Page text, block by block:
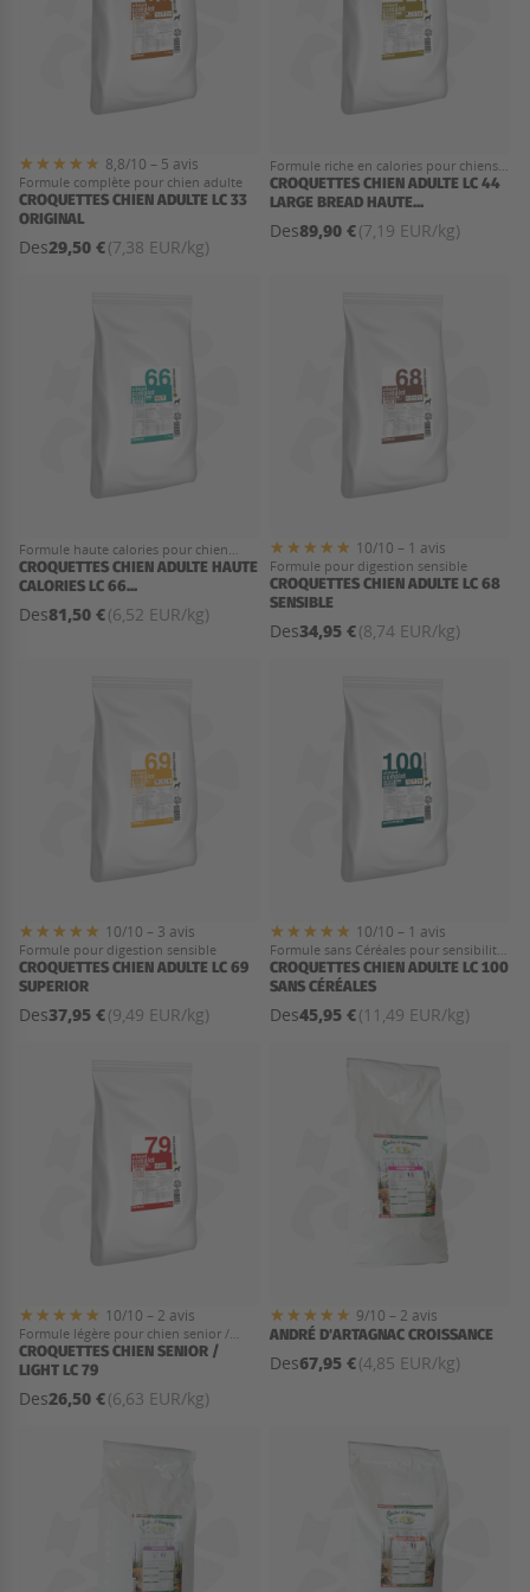
8,8/10 – 5 avis
Formule complète pour chien adulte
CROQUETTES CHIEN ADULTE LC 33
ORIGINAL
Des29,50 €(7,38 EUR/kg)
Formule riche en calories pour chiens
adultes · Grande Race
CROQUETTES CHIEN ADULTE LC 44
LARGE BREAD HAUTE...
Des89,90 €(7,19 EUR/kg)
Formule haute calories pour chien
adulte
CROQUETTES CHIEN ADULTE HAUTE
CALORIES LC 66...
Des81,50 €(6,52 EUR/kg)
10/10 – 1 avis
Formule pour digestion sensible
CROQUETTES CHIEN ADULTE LC 68
SENSIBLE
Des34,95 €(8,74 EUR/kg)
10/10 – 3 avis
Formule pour digestion sensible
CROQUETTES CHIEN ADULTE LC 69
SUPERIOR
Des37,95 €(9,49 EUR/kg)
10/10 – 1 avis
Formule sans Céréales pour sensibilité
digestive
CROQUETTES CHIEN ADULTE LC 100
SANS CÉRÉALES
Des45,95 €(11,49 EUR/kg)
10/10 – 2 avis
Formule légère pour chien senior /
stérilisé
CROQUETTES CHIEN SENIOR /
LIGHT LC 79
Des26,50 €(6,63 EUR/kg)
9/10 – 2 avis
ANDRÉ D'ARTAGNAC CROISSANCE
Des67,95 €(4,85 EUR/kg)